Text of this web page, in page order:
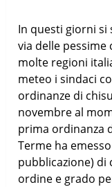
In questi giorni si
via delle
molte regioni
meteo i sindaci
ordinanze di
novembre al
prima ordinanza
Terme ha
pubblicazione) di
ordine e grado